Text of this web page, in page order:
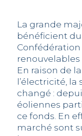
La grande
bénéficient
renouvelables
En raison de
l’électricité,
changé :
éoliennes
ce fonds. En
marché sont